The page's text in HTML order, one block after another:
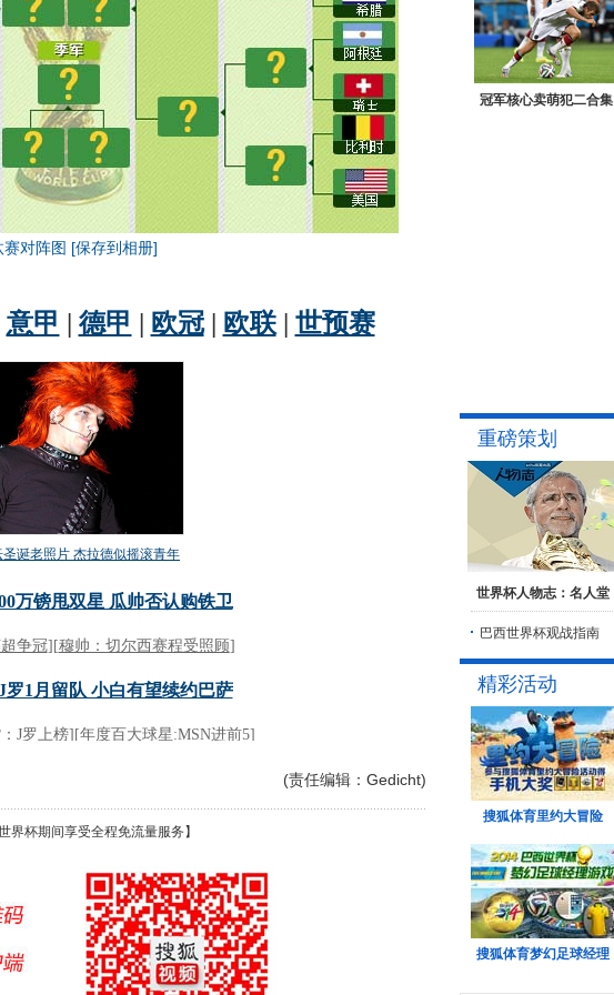
赛对阵图 [保存到相册]
(责任编辑：Gedicht)
杯期间享受全程免流量服务】
冠军核心卖萌犯二合集
重磅策划
世界杯人物志：名人堂
巴西世界杯观战指南
精彩活动
搜狐体育里约大冒险
搜狐体育梦幻足球经理